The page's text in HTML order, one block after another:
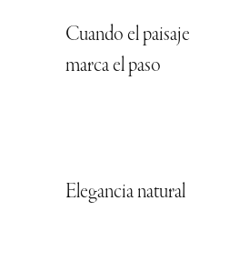
Cuando el paisaje
marca el paso
Elegancia natural